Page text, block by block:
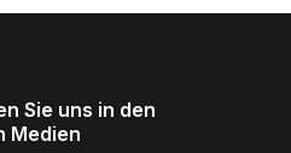
Sie uns in den
Medien